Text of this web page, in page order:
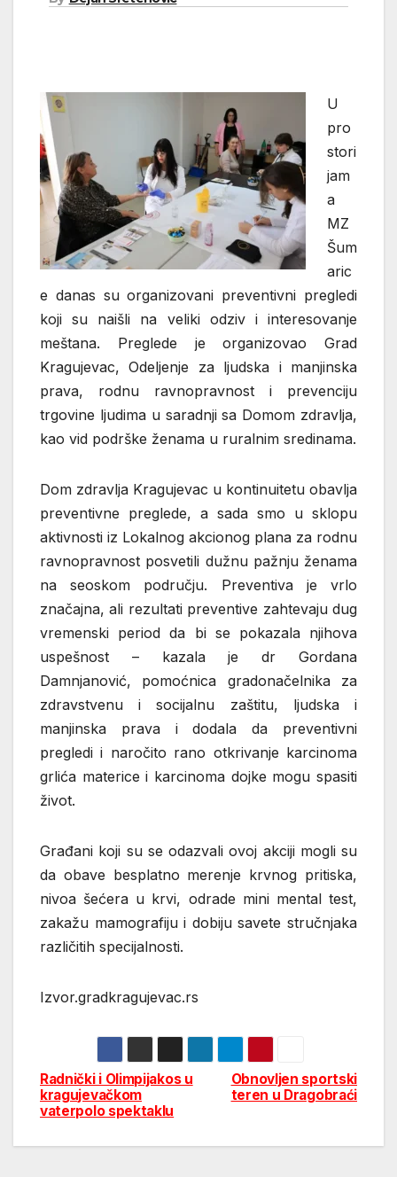
U
pro
stori
jam
a
MZ
Šum
aric
e danas su organizovani preventivni pregledi
koji su naišli na veliki odziv i interesovanje
meštana. Preglede je organizovao Grad
Kragujevac, Odeljenje za ljudska i manjinska
prava, rodnu ravnopravnost i prevenciju
trgovine ljudima u saradnji sa Domom zdravlja,
kao vid podrške ženama u ruralnim sredinama.
Dom zdravlja Kragujevac u kontinuitetu obavlja
preventivne preglede, a sada smo u sklopu
aktivnosti iz Lokalnog akcionog plana za rodnu
ravnopravnost posvetili dužnu pažnju ženama
na seoskom području. Preventiva je vrlo
značajna, ali rezultati preventive zahtevaju dug
vremenski period da bi se pokazala njihova
uspešnost – kazala je dr Gordana
Damnjanović, pomoćnica gradonačelnika za
zdravstvenu i socijalnu zaštitu, ljudska i
manjinska prava i dodala da preventivni
pregledi i naročito rano otkrivanje karcinoma
grlića materice i karcinoma dojke mogu spasiti
život.
Građani koji su se odazvali ovoj akciji mogli su
da obave besplatno merenje krvnog pritiska,
nivoa šećera u krvi, odrade mini mental test,
zakažu mamografiju i dobiju savete stručnjaka
različitih specijalnosti.
Izvor.gradkragujevac.rs
Post
navigation
Obnovljen sportski
teren u Dragobraći
Radnički i Olimpijakos u
kragujevačkom
vaterpolo spektaklu